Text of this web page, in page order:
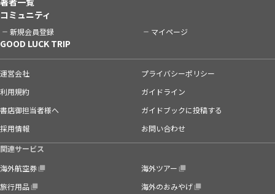
コミュニティ
新規会員登録 マイページ
GOOD LUCK TRIP
運営会社
プライバシーポリシー
利用規約
ガイドライン
書店御担当者様へ
ガイドブックに投稿する
採用情報
お問い合わせ
関連サービス
海外航空券
海外ツアー
旅行用品
海外のおみやげ